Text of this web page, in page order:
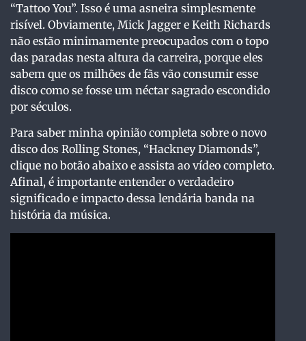
“Tattoo You”. Isso é uma asneira simplesmente
risível. Obviamente, Mick Jagger e Keith Richards
não estão minimamente preocupados com o topo
das paradas nesta altura da carreira, porque eles
sabem que os milhões de fãs vão consumir esse
disco como se fosse um néctar sagrado escondido
por séculos.
Para saber minha opinião completa sobre o novo
disco dos Rolling Stones, “Hackney Diamonds”,
clique no botão abaixo e assista ao vídeo completo.
Afinal, é importante entender o verdadeiro
significado e impacto dessa lendária banda na
história da música.